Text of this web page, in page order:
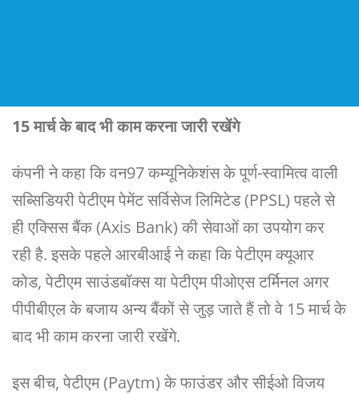
15 मार्च के बाद भी काम करना जारी रखेंगे
कंपनी ने कहा कि वन97 कम्यूनिकेशंस के पूर्ण-स्वामित्व वाली
सब्सिडियरी पेटीएम पेमेंट सर्विसेज लिमिटेड (PPSL) पहले से
ही एक्सिस बैंक (Axis Bank) की सेवाओं का उपयोग कर
रही है. इसके पहले आरबीआई ने कहा कि पेटीएम क्यूआर
कोड, पेटीएम साउंडबॉक्स या पेटीएम पीओएस टर्मिनल अगर
पीपीबीएल के बजाय अन्य बैंकों से जुड़ जाते हैं तो वे 15 मार्च के
बाद भी काम करना जारी रखेंगे.
इस बीच, पेटीएम (Paytm) के फाउंडर और सीईओ विजय